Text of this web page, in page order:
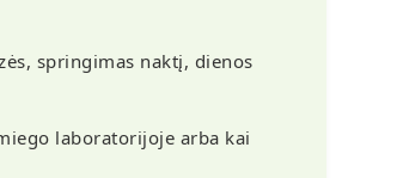
springimas naktį, dienos
laboratorijoje arba kai